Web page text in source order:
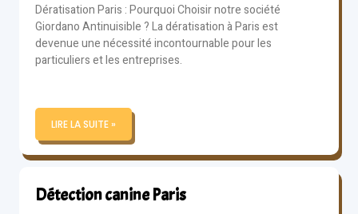
Dératisation Paris : Pourquoi Choisir notre société
Giordano Antinuisible ? La dératisation à Paris est
devenue une nécessité incontournable pour les
particuliers et les entreprises.
LIRE LA SUITE »
Détection canine Paris